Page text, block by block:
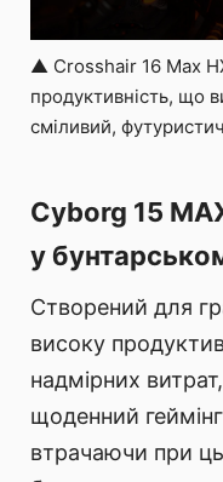
▲ Crosshair 16 Max
продуктивність, що
сміливий,
Cyborg 15
у
Створений для
високу
надмірних
щоденний
втрачаючи при